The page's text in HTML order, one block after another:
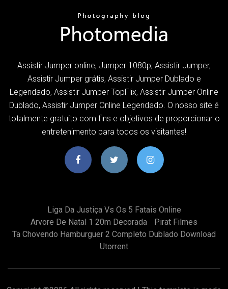
Assistir Jumper online, Jumper 1080p, Assistir Jumper,
Assistir Jumper grátis, Assistir Jumper Dublado e
Legendado, Assistir Jumper TopFlix, Assistir Jumper Online
Dublado, Assistir Jumper Online Legendado. O nosso site é
totalmente gratuito com fins e objetivos de proporcionar o
entretenimento para todos os visitantes!
Liga Da Justiça Vs Os 5 Fatais Online
Arvore De Natal 1 20m Decorada
Pirat Filmes
Ta Chovendo Hamburguer 2 Completo Dublado Download
Utorrent